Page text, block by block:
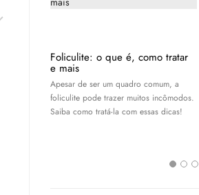
Foliculite: o que é, como tratar
e mais
Apesar de ser um quadro comum, a
foliculite pode trazer muitos incômodos.
Saiba como tratá-la com essas dicas!